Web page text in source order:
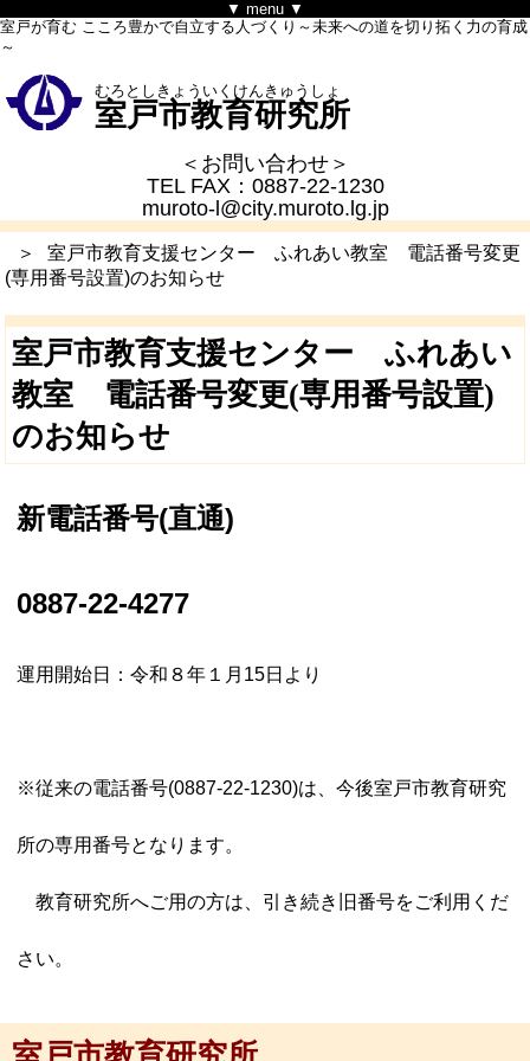
▼ menu ▼
室戸が育む こころ豊かで自立する人づくり～未来への道を切り拓く力の育成
～
むろとしきょういくけんきゅうしょ
室戸市教育研究所
＜お問い合わせ＞
TEL FAX：0887-22-1230
muroto-l@city.muroto.lg.jp
教育支援センターについて
室戸市教育支援センター ふれあい教室 電話番号変更
(専用番号設置)のお知らせ
室戸市教育支援センター ふれあい
教室 電話番号変更(専用番号設置)
のお知らせ
新電話番号(直通)
0887-22-4277
運用開始日：令和８年１月15日より
※従来の電話番号(0887-22-1230)は、今後室戸市教育研究
所の専用番号となります。
教育研究所へご用の方は、引き続き旧番号をご利用くだ
さい。